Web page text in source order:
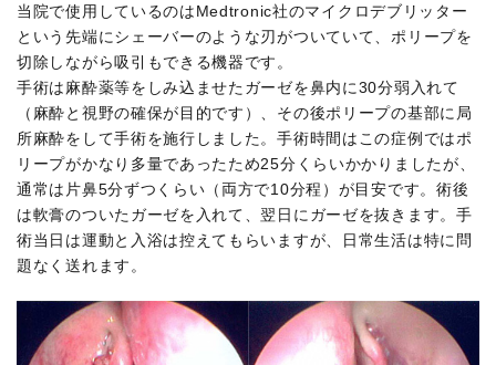
当院で使用しているのはMedtronic社のマイクロデブリッター
という先端にシェーバーのような刃がついていて、ポリープを
切除しながら吸引もできる機器です。
手術は麻酔薬等をしみ込ませたガーゼを鼻内に30分弱入れて
（麻酔と視野の確保が目的です）、その後ポリープの基部に局
所麻酔をして手術を施行しました。手術時間はこの症例ではポ
リープがかなり多量であったため25分くらいかかりましたが、
通常は片鼻5分ずつくらい（両方で10分程）が目安です。術後
は軟膏のついたガーゼを入れて、翌日にガーゼを抜きます。手
術当日は運動と入浴は控えてもらいますが、日常生活は特に問
題なく送れます。